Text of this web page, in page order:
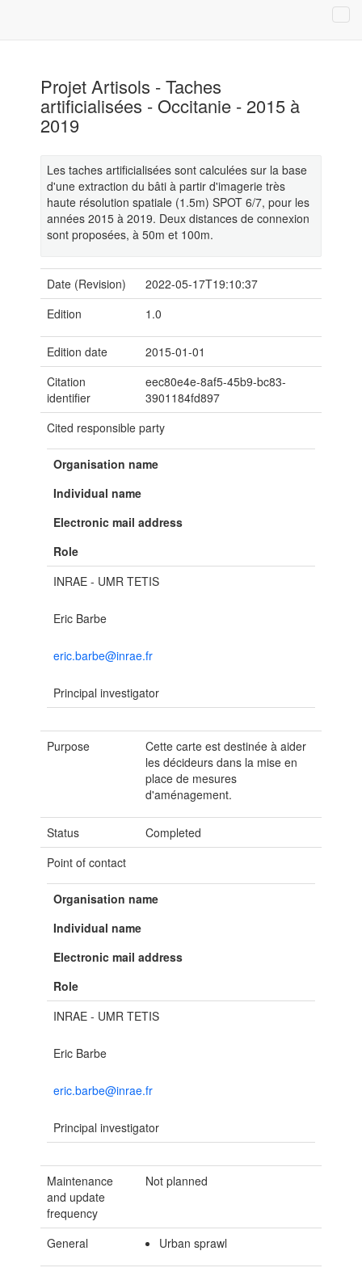
Projet Artisols - Taches
artificialisées - Occitanie - 2015 à
2019
Les taches artificialisées sont calculées sur la base
d'une extraction du bâti à partir d'imagerie très
haute résolution spatiale (1.5m) SPOT 6/7, pour les
années 2015 à 2019. Deux distances de connexion
sont proposées, à 50m et 100m.
Date (Revision)
2022-05-17T19:10:37
Edition
1.0
Edition date
2015-01-01
Citation
identifier
eec80e4e-8af5-45b9-bc83-
3901184fd897
Cited responsible party
Organisation name
Individual name
Electronic mail address
Role
INRAE - UMR TETIS
Eric Barbe
eric.barbe@inrae.fr
Principal investigator
Purpose
Cette carte est destinée à aider
les décideurs dans la mise en
place de mesures
d'aménagement.
Status
Completed
Point of contact
Organisation name
Individual name
Electronic mail address
Role
INRAE - UMR TETIS
Eric Barbe
eric.barbe@inrae.fr
Principal investigator
Maintenance
and update
frequency
Not planned
General Urban sprawl